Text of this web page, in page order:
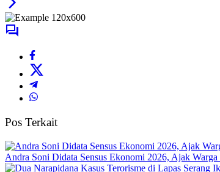
Pos Terkait
Andra Soni Didata Sensus Ekonomi 2026, Ajak